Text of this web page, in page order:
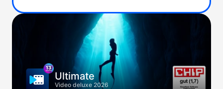
Ultimate
Video deluxe 2026